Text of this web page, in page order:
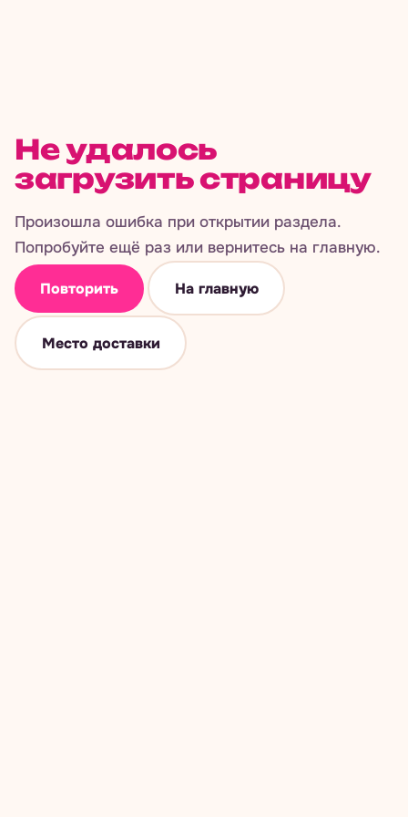
Не удалось
загрузить страницу
Произошла ошибка при открытии раздела.
Попробуйте ещё раз или вернитесь на главную.
Повторить На главную
Место доставки